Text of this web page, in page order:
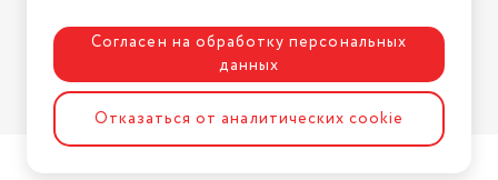
Разработка сайтаASTDESIGN
Согласен на обработку персональных
данных
Отказаться от аналитических cookie